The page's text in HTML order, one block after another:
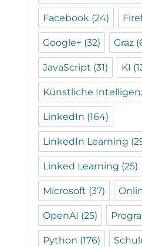
Facebook (24)
Google+ (32) Graz
JavaScript (31) KI
Künstliche
LinkedIn (164)
LinkedIn Learning
Linked Learning (25)
Microsoft (37)
OpenAI (25)
Python (176)